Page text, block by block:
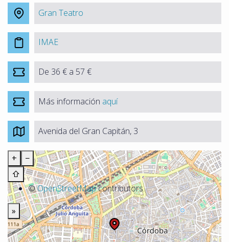
Gran Teatro
IMAE
De 36 € a 57 €
Más información aquí
Avenida del Gran Capitán, 3
+
−
⇧
©OpenStreetMapcontributors.
»